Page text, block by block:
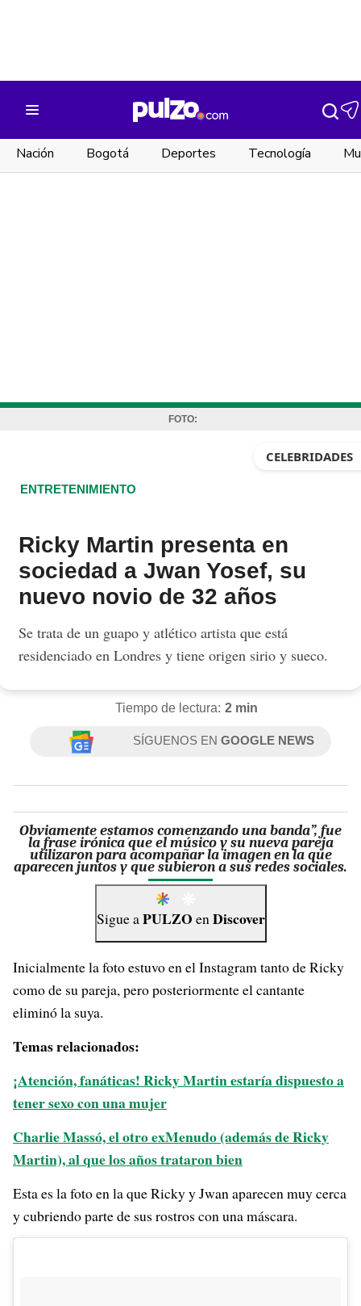
Nación Bogotá Deportes Tecnología
FOTO:
CELEBRIDADES
ENTRETENIMIENTO
Ricky Martin presenta en
sociedad a Jwan Yosef, su
nuevo novio de 32 años
Se trata de un guapo y atlético artista que está
residenciado en Londres y tiene origen sirio y sueco.
Tiempo de lectura: 2 min
SÍGUENOS ENGOOGLE NEWS
Obviamente estamos comenzando una banda”, fue
la frase irónica que el músico y su nueva pareja
utilizaron para acompañar la imagen en la que
aparecen juntos y que subieron a sus redes sociales.
Sigue aPULZO enDiscover
Inicialmente la foto estuvo en el Instagram tanto de Ricky
como de su pareja, pero posteriormente el cantante
eliminó la suya.
Temas relacionados:
¡Atención, fanáticas! Ricky Martin estaría dispuesto a
tener sexo con una mujer
Charlie Massó, el otro exMenudo (además de Ricky
Martin), al que los años trataron bien
Esta es la foto en la que Ricky y Jwan aparecen muy cerca
y cubriendo parte de sus rostros con una máscara.